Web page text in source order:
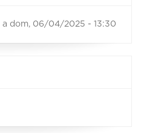
a dom, 06/04/2025 - 13:30